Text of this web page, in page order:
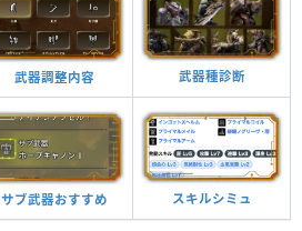
武器調整内容 武器種診断
サブ武器おすすめ スキルシミュ